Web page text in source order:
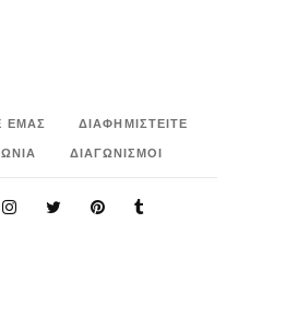
ΕΜΑΣ
ΔΙΑΦΗΜΙΣΤΕΙΤΕ
ΔΙΑΓΩΝΙΣΜΟΙ